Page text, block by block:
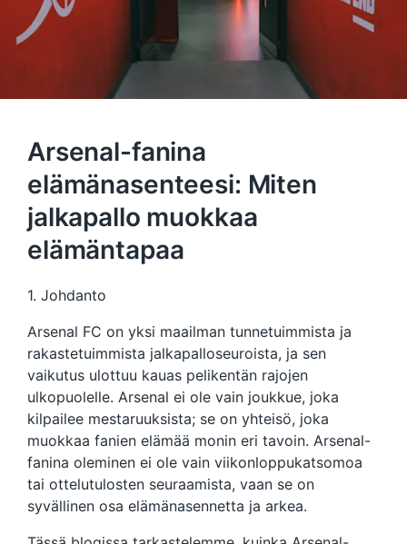
Arsenal-fanina
elämänasenteesi: Miten
jalkapallo muokkaa
elämäntapaa
1. Johdanto
Arsenal FC on yksi maailman tunnetuimmista ja
rakastetuimmista jalkapalloseuroista, ja sen
vaikutus ulottuu kauas pelikentän rajojen
ulkopuolelle. Arsenal ei ole vain joukkue, joka
kilpailee mestaruuksista; se on yhteisö, joka
muokkaa fanien elämää monin eri tavoin. Arsenal-
fanina oleminen ei ole vain viikonloppukatsomoa
tai ottelutulosten seuraamista, vaan se on
syvällinen osa elämänasennetta ja arkea.